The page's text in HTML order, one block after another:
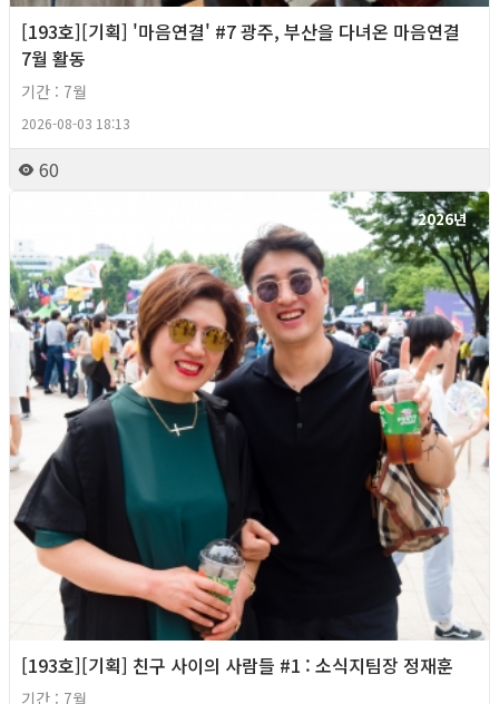
[193호][기획] '마음연결' #7 광주, 부산을 다녀온 마음연결
7월 활동
기간 : 7월
2026-08-03 18:13
60
2026년
[193호][기획] 친구 사이의 사람들 #1 : 소식지팀장 정재훈
기간 : 7월